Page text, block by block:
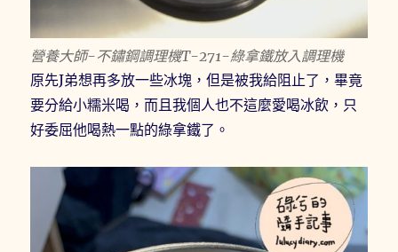
營養大師-不鏽鋼調理機T-271-綠拿鐵放入調理機
原先J弟想再多放一些冰塊，但是被我給阻止了，畢竟
要分給小糯米喝，而且我個人也不這麼愛喝冰飲，只
好委屈他喝熱一點的綠拿鐵了。